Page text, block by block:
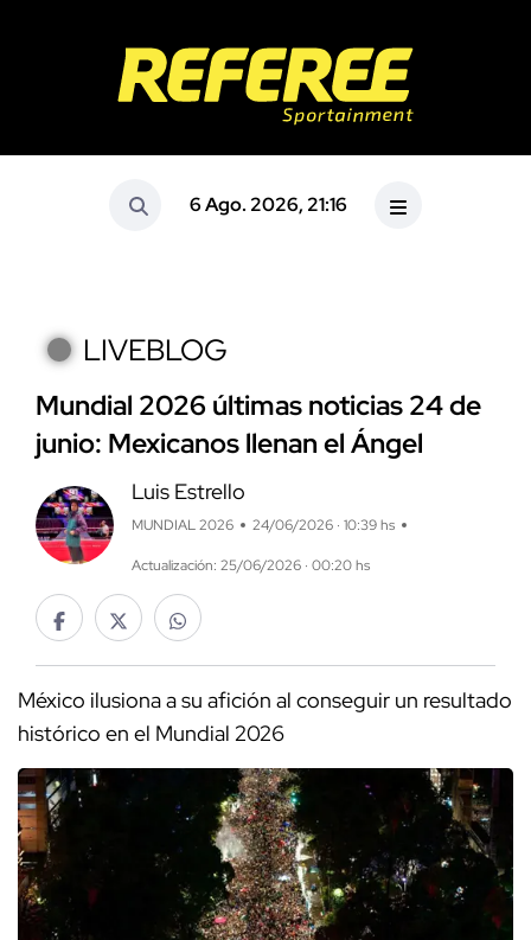
6 Ago. 2026, 21:16
LIVEBLOG
Mundial 2026 últimas noticias 24 de
junio: Mexicanos llenan el Ángel
Luis Estrello
MUNDIAL 2026 24/06/2026 · 10:39 hs
Actualización: 25/06/2026 · 00:20 hs
México ilusiona a su afición al conseguir un resultado
histórico en el Mundial 2026